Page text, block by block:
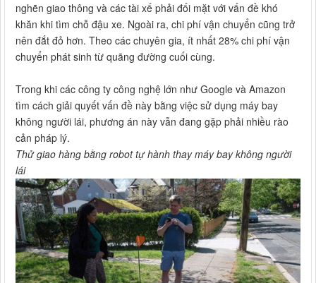
nghẽn giao thông và các tài xế phải đối mặt với vấn đề khó
khăn khi tìm chỗ đậu xe. Ngoài ra, chi phí vận chuyển cũng trở
nên đắt đỏ hơn. Theo các chuyên gia, ít nhất 28% chi phí vận
chuyển phát sinh từ quãng đường cuối cùng.
Trong khi các công ty công nghệ lớn như Google và Amazon
tìm cách giải quyết vấn đề này bằng việc sử dụng máy bay
không người lái, phương án này vẫn đang gặp phải nhiều rào
cản pháp lý.
Thử giao hàng bằng robot tự hành thay máy bay không người
lái